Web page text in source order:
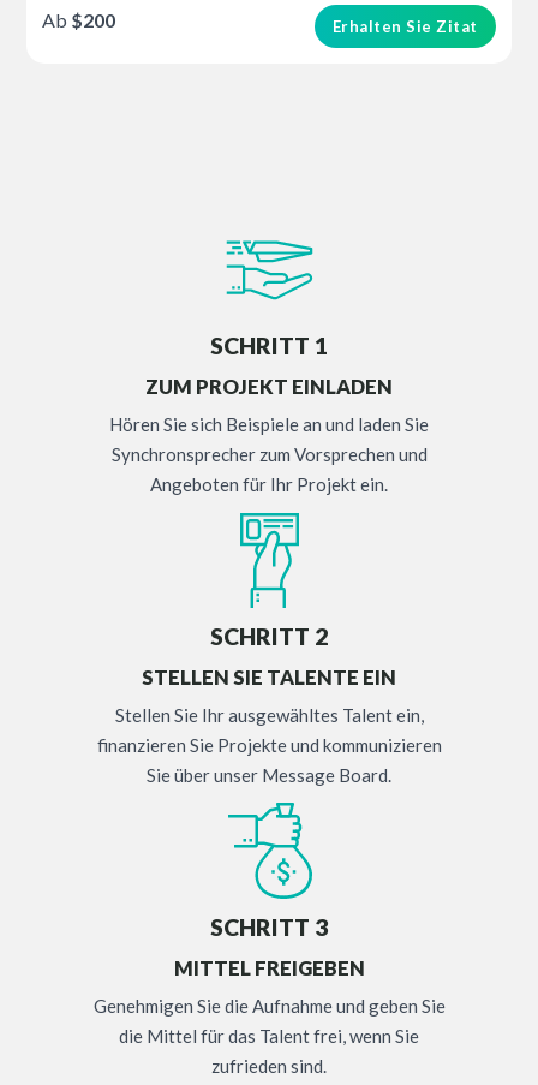
Erhalten Sie Zitat
Ab $200
SCHRITT 1
ZUM PROJEKT EINLADEN
Hören Sie sich Beispiele an und laden Sie
Synchronsprecher zum Vorsprechen und
Angeboten für Ihr Projekt ein.
SCHRITT 2
STELLEN SIE TALENTE EIN
Stellen Sie Ihr ausgewähltes Talent ein,
finanzieren Sie Projekte und kommunizieren
Sie über unser Message Board.
SCHRITT 3
MITTEL FREIGEBEN
Genehmigen Sie die Aufnahme und geben Sie
die Mittel für das Talent frei, wenn Sie
zufrieden sind.